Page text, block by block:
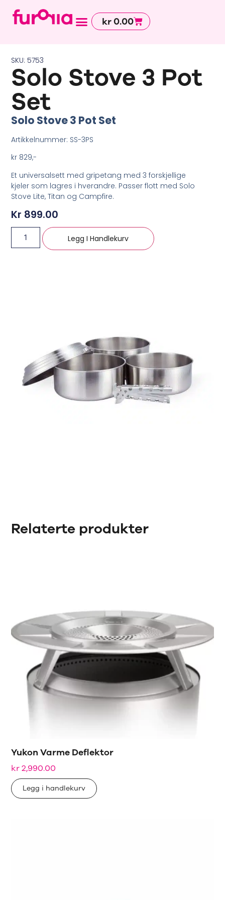
kr0.00
SKU: 5753
Solo Stove 3 Pot
Set
Solo Stove 3 Pot Set
Artikkelnummer: SS-3PS
kr 829,-
Et universalsett med gripetang med 3 forskjellige
kjeler som lagres i hverandre. Passer flott med Solo
Stove Lite, Titan og Campfire.
Kr 899.00
Legg I Handlekurv
Relaterte produkter
Yukon Varme Deflektor
kr2,990.00
Legg i handlekurv